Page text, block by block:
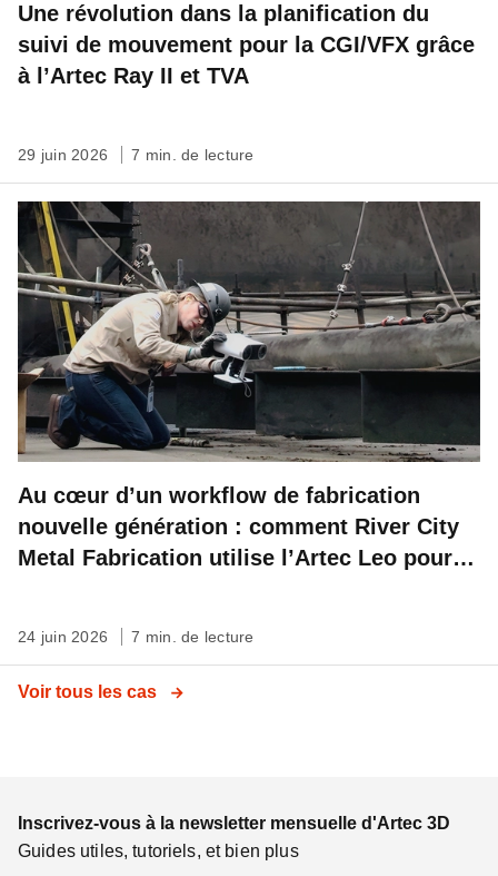
Une révolution dans la planification du
suivi de mouvement pour la CGI/VFX grâce
à l’Artec Ray II et TVA
29 juin 2026 7 min. de lecture
Au cœur d’un workflow de fabrication
nouvelle génération : comment River City
Metal Fabrication utilise l’Artec Leo pour
24 juin 2026 7 min. de lecture
Voir tous les cas
Inscrivez-vous à la newsletter mensuelle d'Artec 3D
Guides utiles, tutoriels, et bien plus